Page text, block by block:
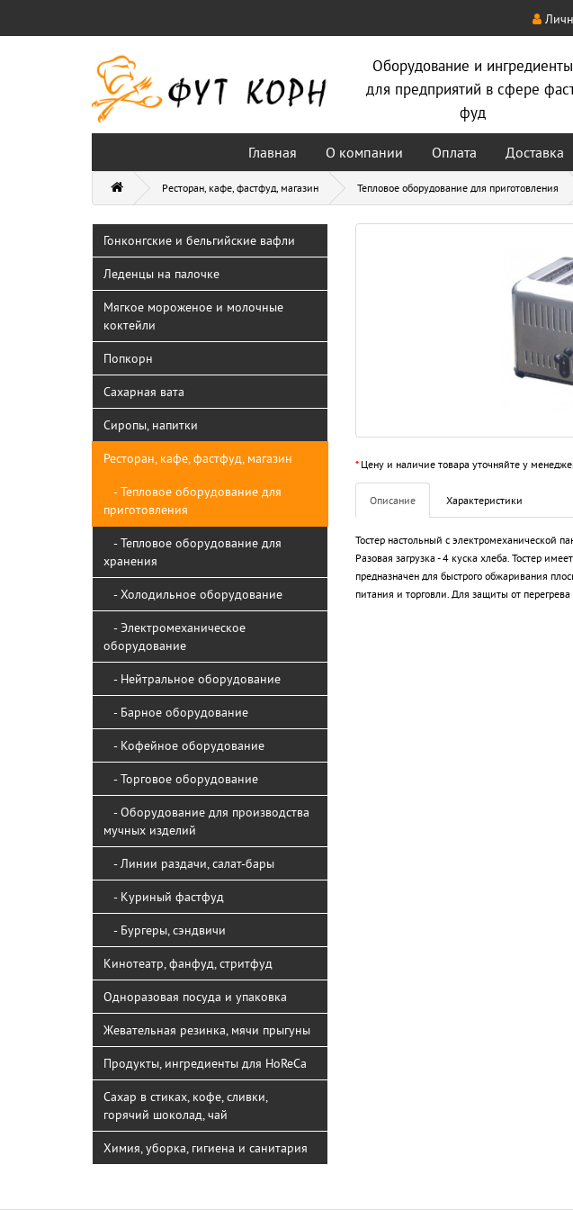
Оборудование и ингредиенты
для предприятий в сфере
фуд
Главная О компании Оплата Доставка
Ресторан, кафе, фастфуд, магазин Тепловое оборудование для приготовления
Гонконгские и бельгийские вафли
Леденцы на палочке
Мягкое мороженое и молочные
коктейли
Попкорн
Сахарная вата
Сиропы, напитки
Ресторан, кафе, фастфуд, магазин
- Тепловое оборудование для
приготовления
- Тепловое оборудование для
хранения
- Холодильное оборудование
- Электромеханическое
оборудование
- Нейтральное оборудование
- Барное оборудование
- Кофейное оборудование
- Торговое оборудование
- Оборудование для производства
мучных изделий
- Линии раздачи, салат-бары
- Куриный фастфуд
- Бургеры, сэндвичи
Кинотеатр, фанфуд, стритфуд
Одноразовая посуда и упаковка
Жевательная резинка, мячи прыгуны
Продукты, ингредиенты для HoReCa
Сахар в стиках, кофе, сливки,
горячий шоколад, чай
Химия, уборка, гигиена и санитария
*Цену и наличие товара уточняйте у
Описание Характеристики
Тостер настольный с электромеханической
Разовая загрузка - 4 куска хлеба. Тостер
предназначен для быстрого обжаривания
питания и торговли. Для защиты от